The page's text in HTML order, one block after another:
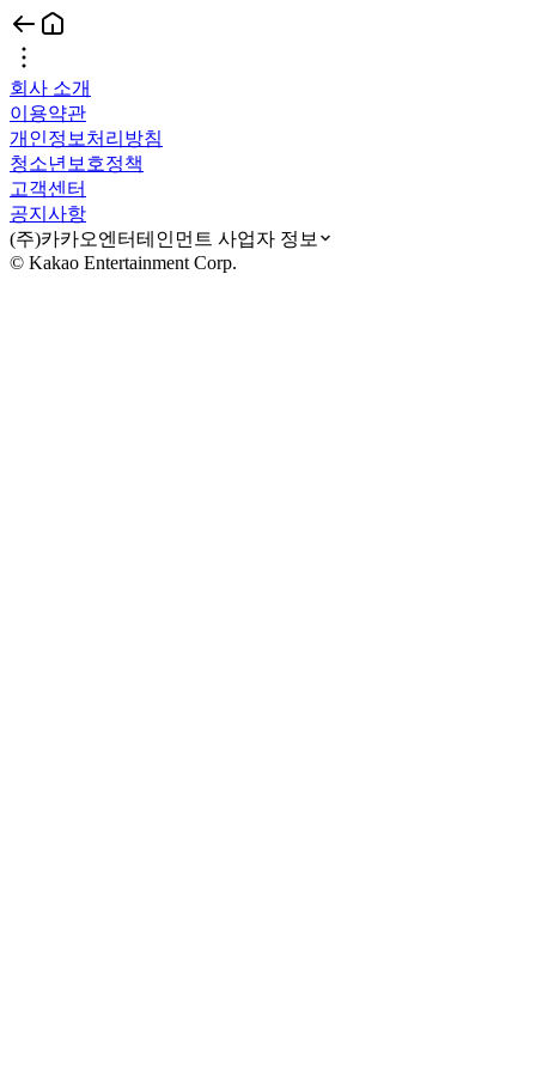
회사 소개
이용약관
개인정보처리방침
청소년보호정책
고객센터
공지사항
(주)카카오엔터테인먼트 사업자 정보
© Kakao Entertainment Corp.